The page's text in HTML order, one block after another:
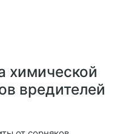
химической
вредителей